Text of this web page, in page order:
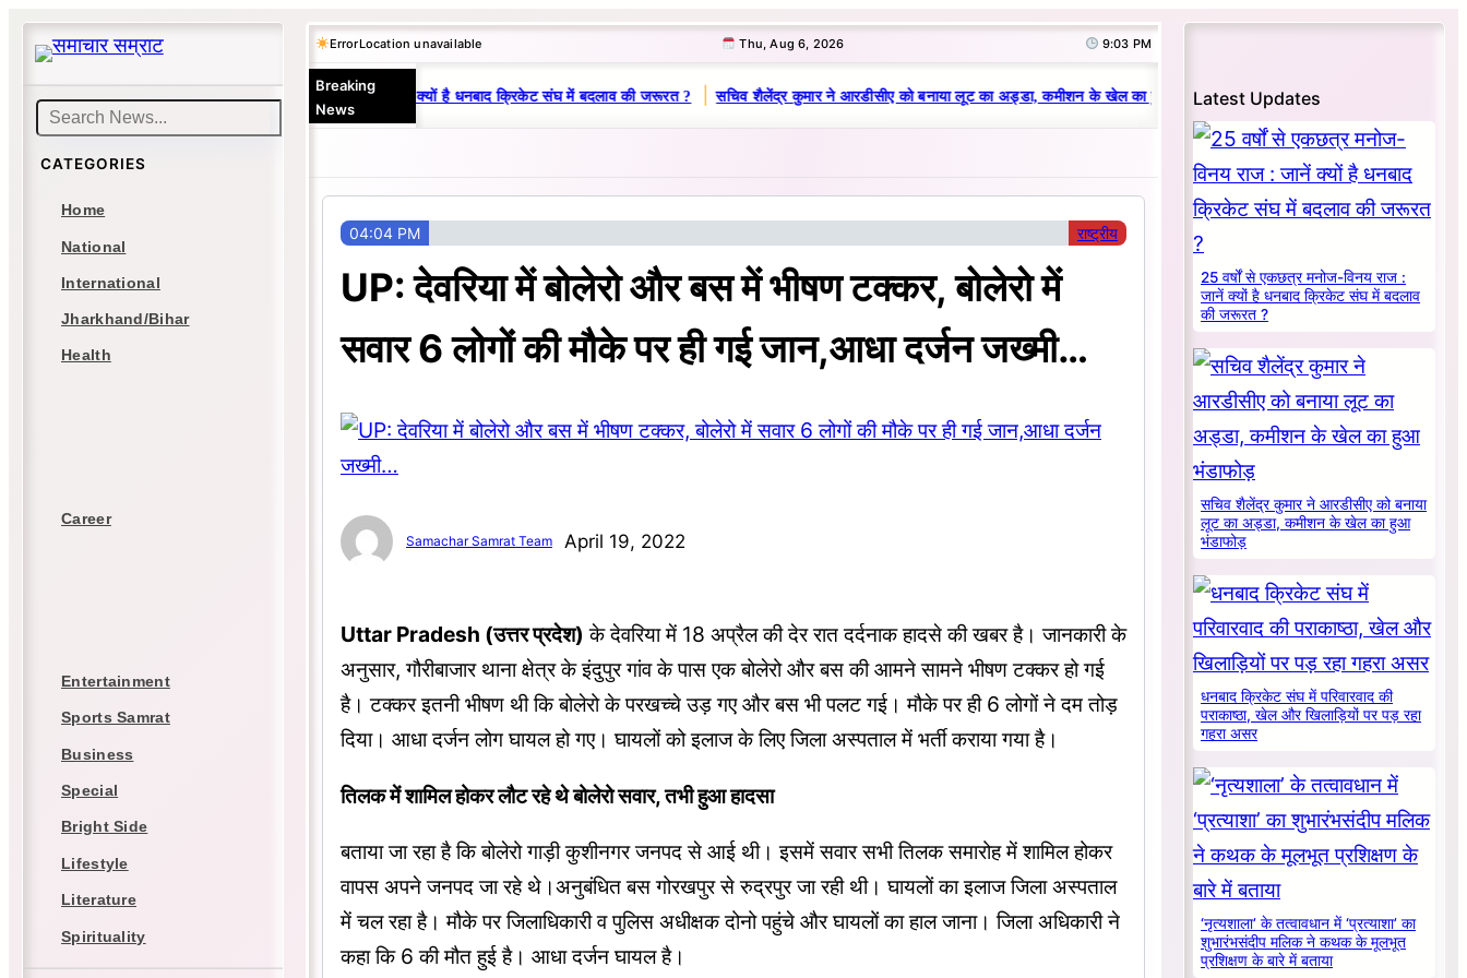
Skip
content
Search
CATEGORIES
Home
National
International
Jharkhand/Bihar
Health
Career
Entertainment
Sports Samrat
Business
Special
Bright Side
Lifestyle
Literature
Spirituality
ErrorLocation unavailable Thu, Aug 6, 2026 9:03 PM
Breaking
News
25 वर्षों से एकछत्र मनोज-विनय राज : जानें क्यों है धनबाद क्रिकेट संघ में बदलाव की जरूरत ? | सचिव शैलेंद्र कुमार ने आरडीसीए को बनाया लूट का अड्डा, कमीशन के खेल का हुआ भंडाफोड़ | धनबाद क्रिकेट संघ में परिवारवाद की
04:04 PM राष्ट्रीय
UP: देवरिया में बोलेरो और बस में भीषण टक्कर, बोलेरो में
सवार 6 लोगों की मौके पर ही गई जान,आधा दर्जन जख्मी…
Samachar Samrat Team April 19, 2022
Uttar Pradesh (उत्तर प्रदेश) के देवरिया में 18 अप्रैल की देर रात दर्दनाक हादसे की खबर है। जानकारी के
अनुसार, गौरीबाजार थाना क्षेत्र के इंदुपुर गांव के पास एक बोलेरो और बस की आमने सामने भीषण टक्कर हो गई
है। टक्कर इतनी भीषण थी कि बोलेरो के परखच्चे उड़ गए और बस भी पलट गई। मौके पर ही 6 लोगों ने दम तोड़
दिया। आधा दर्जन लोग घायल हो गए। घायलों को इलाज के लिए जिला अस्पताल में भर्ती कराया गया है।
तिलक में शामिल होकर लौट रहे थे बोलेरो सवार, तभी हुआ हादसा
बताया जा रहा है कि बोलेरो गाड़ी कुशीनगर जनपद से आई थी। इसमें सवार सभी तिलक समारोह में शामिल होकर
वापस अपने जनपद जा रहे थे।अनुबंधित बस गोरखपुर से रुद्रपुर जा रही थी। घायलों का इलाज जिला अस्पताल
में चल रहा है। मौके पर जिलाधिकारी व पुलिस अधीक्षक दोनो पहुंचे और घायलों का हाल जाना। जिला अधिकारी ने
कहा कि 6 की मौत हुई है। आधा दर्जन घायल है।
Latest Updates
25 वर्षों से एकछत्र मनोज-विनय राज :
जानें क्यों है धनबाद क्रिकेट संघ में बदलाव
की जरूरत ?
सचिव शैलेंद्र कुमार ने आरडीसीए को बनाया
लूट का अड्डा, कमीशन के खेल का हुआ
भंडाफोड़
धनबाद क्रिकेट संघ में परिवारवाद की
पराकाष्ठा, खेल और खिलाड़ियों पर पड़ रहा
गहरा असर
‘नृत्यशाला’ के तत्वावधान में ‘प्रत्याशा’ का
शुभारंभसंदीप मलिक ने कथक के मूलभूत
प्रशिक्षण के बारे में बताया